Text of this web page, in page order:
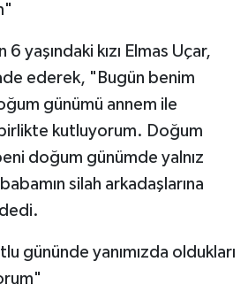
6 yaşındaki kızı Elmas Uçar,
ederek, "Bugün benim
günümü annem ile
kutluyorum. Doğum
doğum günümde yalnız
silah arkadaşlarına
gününde yanımızda oldukları